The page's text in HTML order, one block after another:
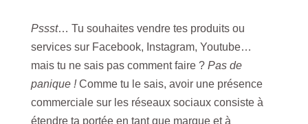
Pssst… Tu souhaites vendre tes produits ou
services sur Facebook, Instagram, Youtube…
mais tu ne sais pas comment faire ? Pas de
panique !Comme tu le sais, avoir une présence
commerciale sur les réseaux sociaux consiste à
étendre ta portée en tant que marque et à